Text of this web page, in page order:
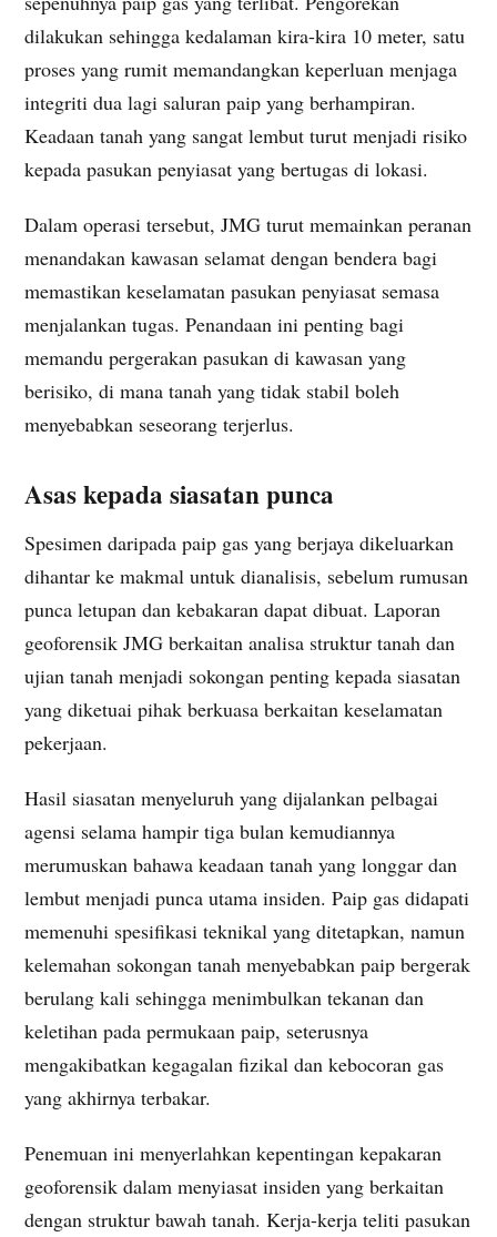
dilakukan sehingga kedalaman kira-kira 10 meter, satu
proses yang rumit memandangkan keperluan menjaga
integriti dua lagi saluran paip yang berhampiran.
Keadaan tanah yang sangat lembut turut menjadi risiko
kepada pasukan penyiasat yang bertugas di lokasi.
Dalam operasi tersebut, JMG turut memainkan peranan
menandakan kawasan selamat dengan bendera bagi
memastikan keselamatan pasukan penyiasat semasa
menjalankan tugas. Penandaan ini penting bagi
memandu pergerakan pasukan di kawasan yang
berisiko, di mana tanah yang tidak stabil boleh
menyebabkan seseorang terjerlus.
Asas kepada siasatan punca
Spesimen daripada paip gas yang berjaya dikeluarkan
dihantar ke makmal untuk dianalisis, sebelum rumusan
punca letupan dan kebakaran dapat dibuat. Laporan
geoforensik JMG berkaitan analisa struktur tanah dan
ujian tanah menjadi sokongan penting kepada siasatan
yang diketuai pihak berkuasa berkaitan keselamatan
pekerjaan.
Hasil siasatan menyeluruh yang dijalankan pelbagai
agensi selama hampir tiga bulan kemudiannya
merumuskan bahawa keadaan tanah yang longgar dan
lembut menjadi punca utama insiden. Paip gas didapati
memenuhi spesifikasi teknikal yang ditetapkan, namun
kelemahan sokongan tanah menyebabkan paip bergerak
berulang kali sehingga menimbulkan tekanan dan
keletihan pada permukaan paip, seterusnya
mengakibatkan kegagalan fizikal dan kebocoran gas
yang akhirnya terbakar.
Penemuan ini menyerlahkan kepentingan kepakaran
geoforensik dalam menyiasat insiden yang berkaitan
dengan struktur bawah tanah. Kerja-kerja teliti pasukan